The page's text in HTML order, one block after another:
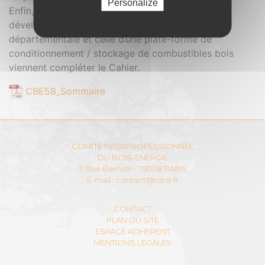
Enfin, la présentation de la démarche de
développement d’une filière bois-énergie
départementale et celle d’une plate-forme de
conditionnement / stockage de combustibles bois
viennent compléter le Cahier.
CBE58_Sommaire
COMITÉ INTERPROFESSIONNEL
DU BOIS-ENERGIE
11 Rue Berryer - 75008 PARIS
E-mail : contact@cibe.fr
CONTACT
PLAN DU SITE
ESPACE ADHERENT
MENTIONS LEGALES
Personalize